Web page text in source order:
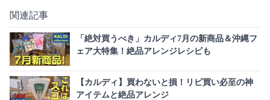
関連記事
「絶対買うべき」カルディ7月の新商品＆沖縄フ
ェア大特集！絶品アレンジレシピも
【カルディ】買わないと損！リピ買い必至の神
アイテムと絶品アレンジ